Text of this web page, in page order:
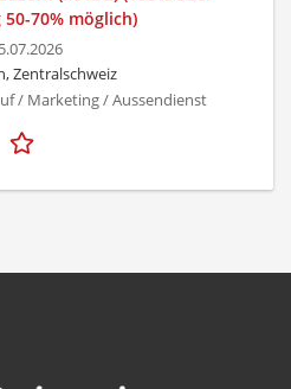
50-70% möglich)
Zentralschweiz
/ Marketing / Aussendienst